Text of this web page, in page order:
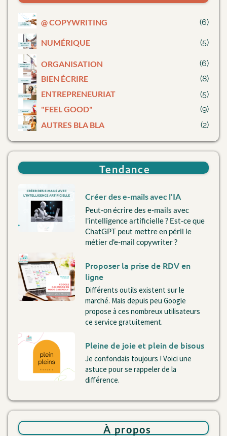
@ COPYWRITING (6)
NUMÉRIQUE (5)
ORGANISATION
(6)
BIEN ÉCRIRE
(8)
ENTREPRENEURIAT
(5)
"FEEL GOOD"
(9)
AUTRES BLA BLA
(2)
Tendance
Créer des e-mails avec l'IA
Peut-on écrire des e-mails avec
l'intelligence artificielle ? Est-ce que
ChatGPT peut mettre en péril le
métier d'e-mail copywriter ?
Proposer la prise de RDV en
ligne
Différents outils existent sur le
marché. Mais depuis peu Google
propose à ces nombreux utilisateurs
ce service gratuitement.
Pleine de joie et plein de bisous
Je confondais toujours ! Voici une
astuce pour se rappeler de la
différence.
À propos